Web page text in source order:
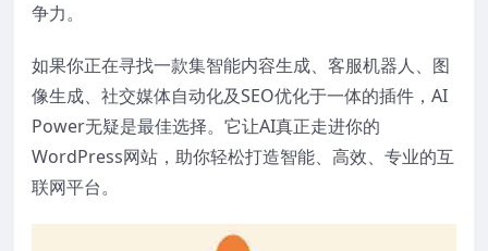
争力。
如果你正在寻找一款集智能内容生成、客服机器人、图
像生成、社交媒体自动化及SEO优化于一体的插件，AI
Power无疑是最佳选择。它让AI真正走进你的
WordPress网站，助你轻松打造智能、高效、专业的互
联网平台。